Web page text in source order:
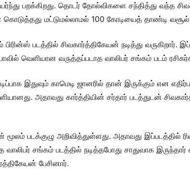
பறக்கிறது. தொடர் தோல்விகளை சந்தித்து வந்த
மட்டுமல்லாமல் 100 கோடியைத் தாண்டி வசூல்
படத்தில் சிவகார்த்திகேயன் நடித்து வருகிறார்.
வெளியான வருத்தப்படாத வாலிபர் சங்கம் படம்
இதுவும் காமெடி ஜானரில் தான் இருக்கும் என
அதாவது கார்த்தியின் சர்தார் படத்துடன்
மூலம் படக்குழு அறிவித்துள்ளது. அதாவது
சங்கம் படத்தில் நடித்தபோது சாதுவாக இருந்தார்
பேசினார்.